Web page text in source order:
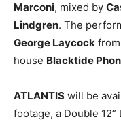
Marconi, mixed by
Lindgren. The
George Laycock
house Blacktide
ATLANTIS will be
footage, a Double